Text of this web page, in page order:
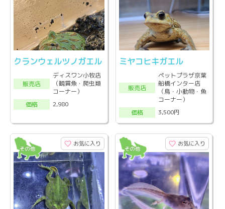
クランウェルツノガエル
販売店
ディスワン小牧店
（観賞魚・爬虫類
コーナー）
価格
2,980
ミヤコヒキガエル
販売店
ペットプラザ京葉
船橋インター店
（鳥・小動物・魚
コーナー）
価格
3,500円
お気に入り お気に入り